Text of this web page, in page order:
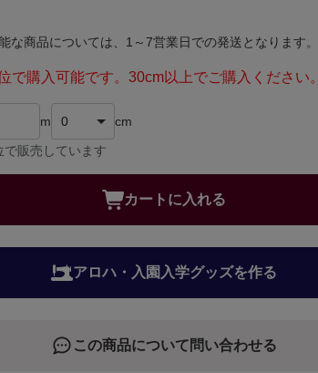
な商品については、1～7営業日での発送となります。
で購入可能です。30cm以上でご購入ください。
m cm
で販売しています
カートに入れる
アロハ・入園入学グッズを作る
この商品について問い合わせる